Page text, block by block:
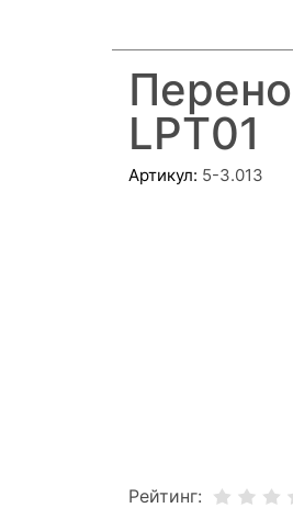
LPT01
Артикул: 5-3.013
Рейтинг: